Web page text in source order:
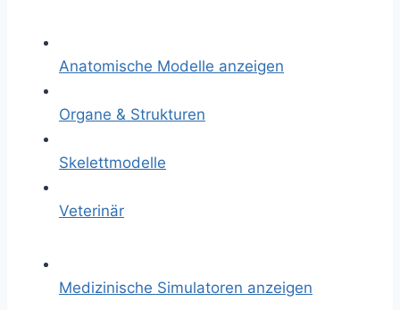
Anatomische Modelle anzeigen
Organe & Strukturen
Skelettmodelle
Veterinär
Medizinische Simulatoren anzeigen